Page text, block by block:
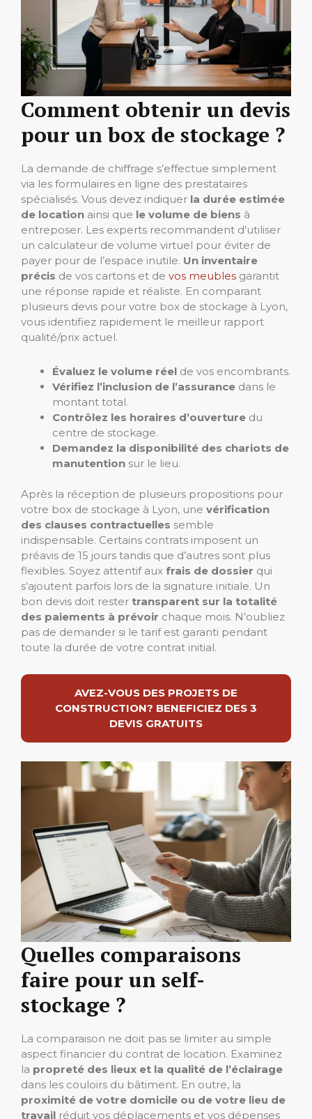
Comment obtenir un devis
pour un box de stockage ?
La demande de chiffrage s’effectue simplement
via les formulaires en ligne des prestataires
spécialisés. Vous devez indiquer la durée estimée
de location ainsi que le volume de biens à
entreposer. Les experts recommandent d’utiliser
un calculateur de volume virtuel pour éviter de
payer pour de l’espace inutile. Un inventaire
précis de vos cartons et de vos meubles garantit
une réponse rapide et réaliste. En comparant
plusieurs devis pour votre box de stockage à Lyon,
vous identifiez rapidement le meilleur rapport
qualité/prix actuel.
Évaluez le volume réel de vos encombrants.
Vérifiez l’inclusion de l’assurance dans le
montant total.
Contrôlez les horaires d’ouverture du
centre de stockage.
Demandez la disponibilité des chariots de
manutention sur le lieu.
Après la réception de plusieurs propositions pour
votre box de stockage à Lyon, une vérification
des clauses contractuelles semble
indispensable. Certains contrats imposent un
préavis de 15 jours tandis que d’autres sont plus
flexibles. Soyez attentif aux frais de dossier qui
s’ajoutent parfois lors de la signature initiale. Un
bon devis doit rester transparent sur la totalité
des paiements à prévoir chaque mois. N’oubliez
pas de demander si le tarif est garanti pendant
toute la durée de votre contrat initial.
AVEZ-VOUS DES PROJETS DE
CONSTRUCTION? BENEFICIEZ DES 3
DEVIS GRATUITS
Quelles comparaisons
faire pour un self-
stockage ?
La comparaison ne doit pas se limiter au simple
aspect financier du contrat de location. Examinez
la propreté des lieux et la qualité de l’éclairage
dans les couloirs du bâtiment. En outre, la
proximité de votre domicile ou de votre lieu de
travail réduit vos déplacements et vos dépenses